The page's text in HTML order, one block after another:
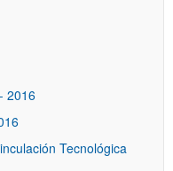
2016
Tecnológica